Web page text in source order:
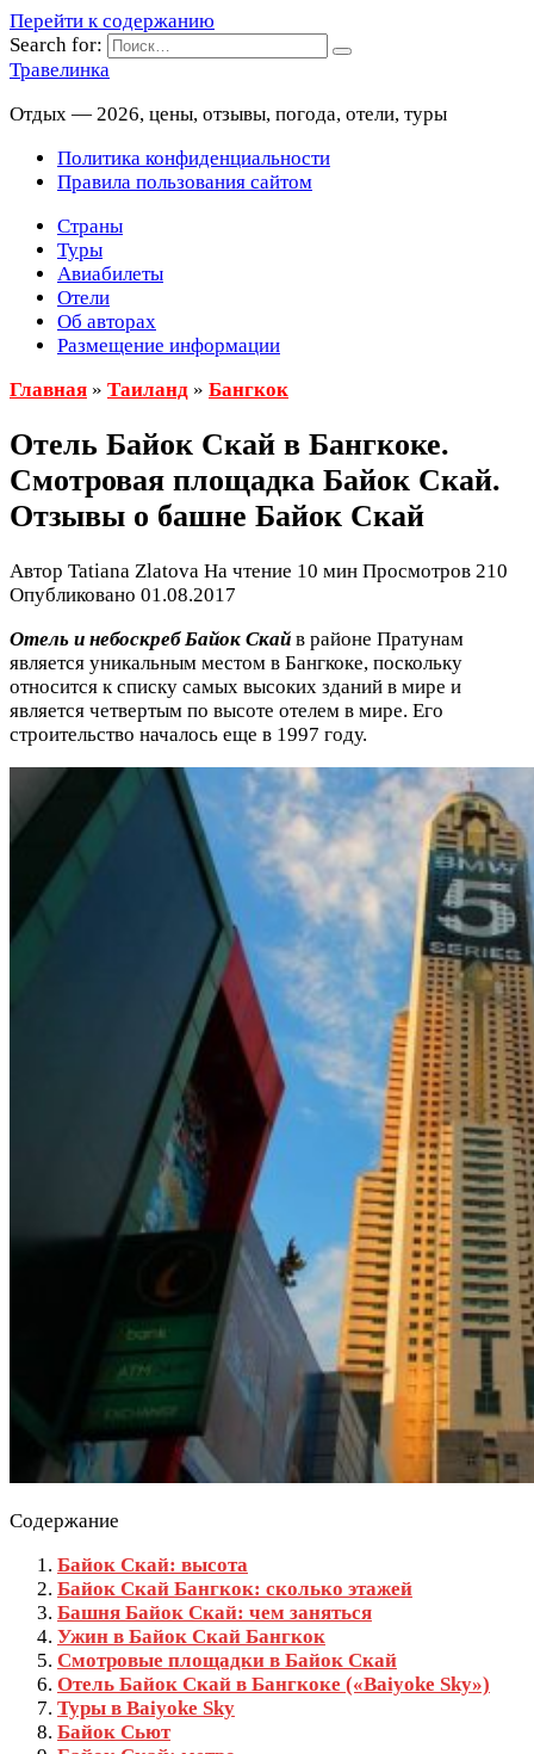
Перейти к содержанию
Search for:
Травелинка
Отдых — 2026, цены, отзывы, погода, отели, туры
Политика конфиденциальности
Правила пользования сайтом
Страны
Туры
Авиабилеты
Отели
Об авторах
Размещение информации
Главная » Таиланд » Бангкок
Отель Байок Скай в Бангкоке.
Смотровая площадка Байок Скай.
Отзывы о башне Байок Скай
Автор Tatiana Zlatova На чтение 10 мин Просмотров 210
Опубликовано 01.08.2017
Отель и небоскреб Байок Скай в районе Пратунам
является уникальным местом в Бангкоке, поскольку
относится к списку самых высоких зданий в мире и
является четвертым по высоте отелем в мире. Его
строительство началось еще в 1997 году.
Содержание
Байок Скай: высота
Байок Скай Бангкок: сколько этажей
Башня Байок Скай: чем заняться
Ужин в Байок Скай Бангкок
Смотровые площадки в Байок Скай
Отель Байок Скай в Бангкоке («Baiyoke Sky»)
Туры в Baiyoke Sky
Байок Сьют